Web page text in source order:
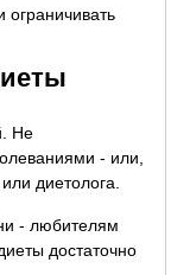
Не
- или,
диетолога.
- любителям
достаточно